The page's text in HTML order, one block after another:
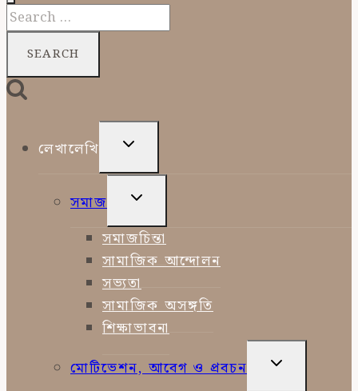
Search
for:
লেখালেখি
TOGGLE
MENU
সমাজ
TOGGLE
MENU
সমাজচিন্তা
সামাজিক আন্দোলন
সভ্যতা
সামাজিক অসঙ্গতি
শিক্ষাভাবনা
মোটিভেশন, আবেগ ও প্রবচন
TOGGLE